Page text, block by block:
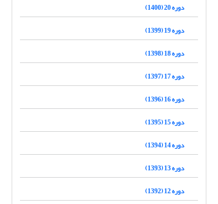
دوره 20 (1400)
دوره 19 (1399)
دوره 18 (1398)
دوره 17 (1397)
دوره 16 (1396)
دوره 15 (1395)
دوره 14 (1394)
دوره 13 (1393)
دوره 12 (1392)